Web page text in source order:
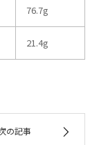
76.7g
21.4g
の記事